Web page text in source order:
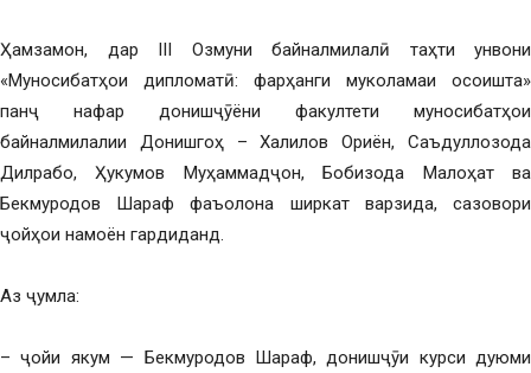
Ҳамзамон, дар III Озмуни байналмилалӣ таҳти унвони
«Муносибатҳои дипломатӣ: фарҳанги муколамаи осоишта»
панҷ нафар донишҷӯёни факултети муносибатҳои
байналмилалии Донишгоҳ – Халилов Ориён, Саъдуллозода
Дилрабо, Ҳукумов Муҳаммадҷон, Бобизода Малоҳат ва
Бекмуродов Шараф фаъолона ширкат варзида, сазовори
ҷойҳои намоён гардиданд.
Аз ҷумла:
– ҷойи якум — Бекмуродов Шараф, донишҷӯи курси дуюми